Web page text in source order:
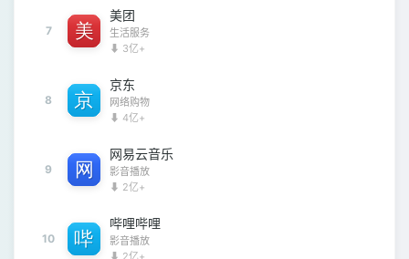
7
美团
生活服务
⬇ 3亿+
8
京东
网络购物
⬇ 4亿+
9
网易云音乐
影音播放
⬇ 2亿+
10
哔哩哔哩
影音播放
⬇ 2亿+